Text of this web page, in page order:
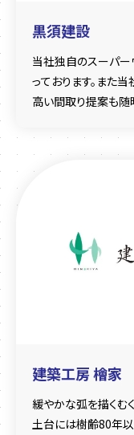
黒須建設
当社独自のスーパー
っております。また
高い間取り提案も随
建築工房 檜家
緩やかな弧を描くむ
土台には樹齢80年